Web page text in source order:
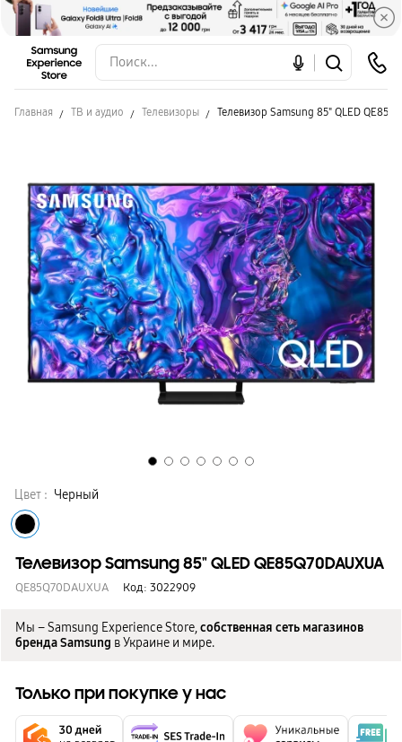
Главная ТВ и аудио Телевизоры Телевизор Samsung 85" QLED
Цвет : Черный
Телевизор Samsung 85" QLED QE85Q70DAUXUA
QE85Q70DAUXUA Код: 3022909
Мы – Samsung Experience Store,собственная сеть магазинов
бренда Samsung в Украине и мире.
Только при покупке у нас